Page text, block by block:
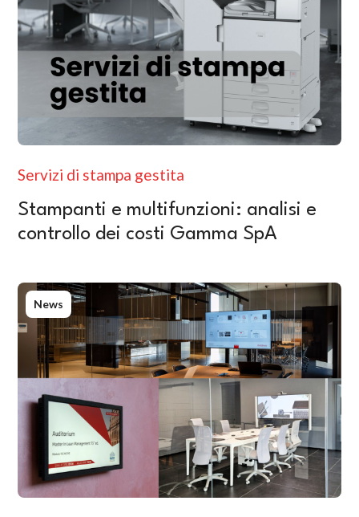
Servizi di stampa gestita
Stampanti e multifunzioni: analisi e
controllo dei costi Gamma SpA
News